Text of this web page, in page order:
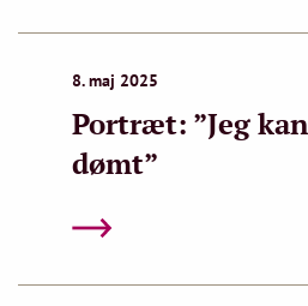
8. maj 2025
Portræt: ”Jeg
dømt”